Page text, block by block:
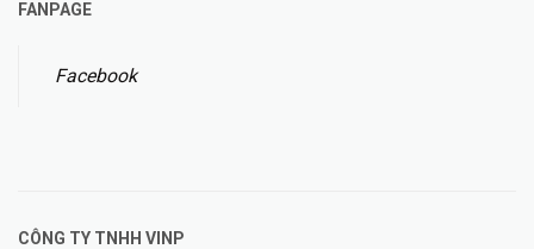
FANPAGE
Facebook
CÔNG TY TNHH VINP